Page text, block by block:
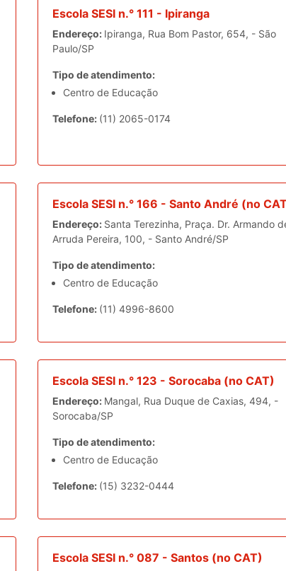
Escola SESI n.° 111 - Ipiranga
Endereço: Ipiranga, Rua Bom Pastor, 654, - São
Paulo/SP
Tipo de atendimento:
Centro de Educação
Telefone: (11) 2065-0174
Escola SESI n.° 166 - Santo André (no
Endereço: Santa Terezinha, Praça. Dr. Armando
Arruda Pereira, 100, - Santo André/SP
Tipo de atendimento:
Centro de Educação
Telefone: (11) 4996-8600
Escola SESI n.° 123 - Sorocaba (no CAT)
Endereço: Mangal, Rua Duque de Caxias, 494, -
Sorocaba/SP
Tipo de atendimento:
Centro de Educação
Telefone: (15) 3232-0444
Escola SESI n.° 087 - Santos (no CAT)